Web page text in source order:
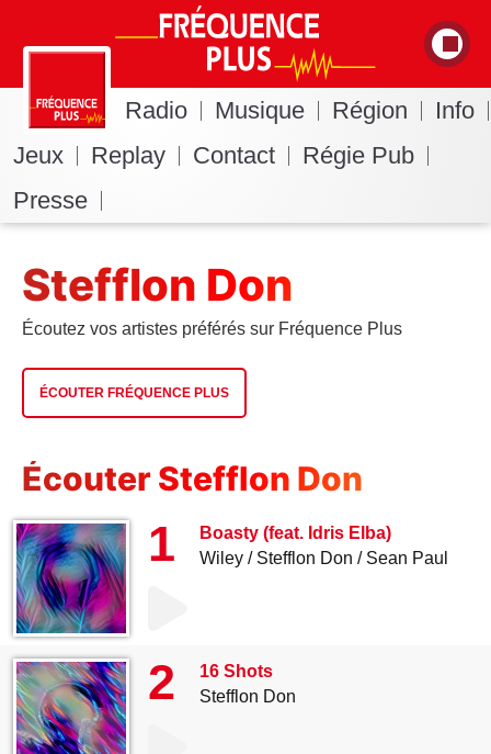
Radio Musique Région
Info
Jeux
Replay Contact
Régie Pub
Presse
Stefflon Don
Écoutez vos artistes préférés sur Fréquence Plus
ÉCOUTER FRÉQUENCE PLUS
Écouter Stefflon Don
1
Boasty (feat. Idris Elba)
Wiley
Stefflon Don Sean Paul
2
16 Shots
Stefflon Don